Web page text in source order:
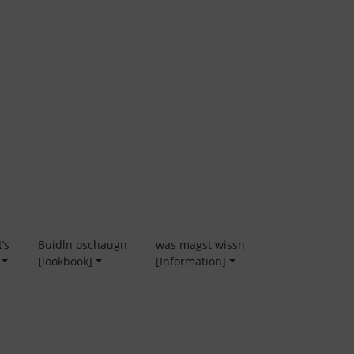
Buidln oschaugn
[lookbook]
was magst wissn
[Information]